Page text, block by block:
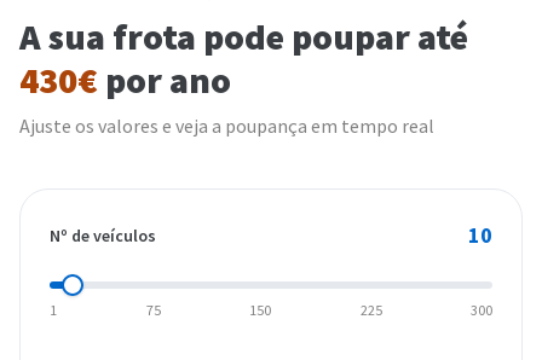
A sua frota pode poupar até
430€ por ano
Ajuste os valores e veja a poupança em tempo real
Nº de veículos 10
1 75 150 225 300